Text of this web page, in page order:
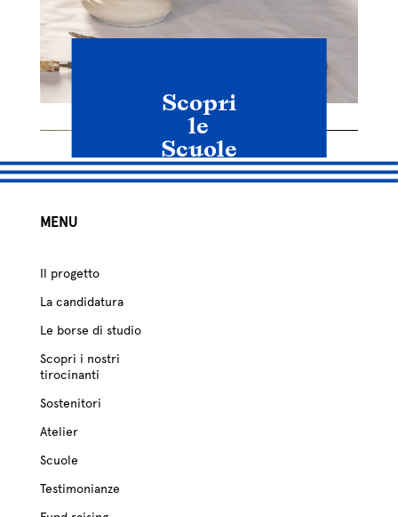
Scopri
le
Scuole
MENU
Il progetto
La candidatura
Le borse di studio
Scopri i nostri
tirocinanti
Sostenitori
Atelier
Scuole
Testimonianze